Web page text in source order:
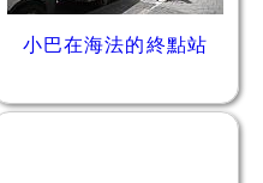
小巴在海法的終點站